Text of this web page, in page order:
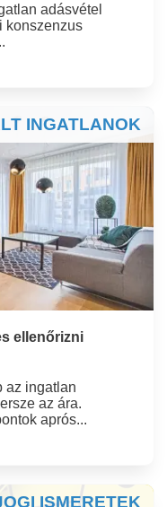
adásvétel
konszenzus
INGATLANOK
ellenőrizni
az ingatlan
az ára.
aprós...
ISMERETEK